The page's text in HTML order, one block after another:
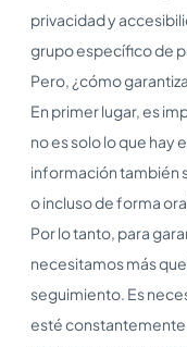
privacidad y
grupo específico de
Pero, ¿cómo
En primer lugar, es
no es solo lo que hay
información también
o incluso de forma
Por lo tanto, para
necesitamos más
seguimiento. Es
esté